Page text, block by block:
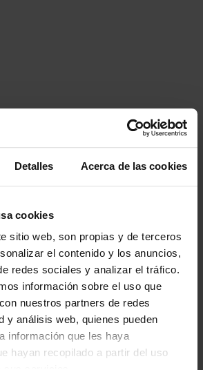
Detalles Acerca de las cookies
cookies
sitio web, son propias y de terceros
el contenido y los anuncios,
redes sociales y analizar el tráfico.
información sobre el uso que
nuestros partners de redes
y análisis web, quienes pueden
información que les haya
hayan recopilado a partir del uso